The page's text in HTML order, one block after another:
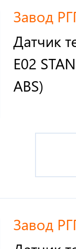
Завод
Датчик
E02
ABS)
Завод